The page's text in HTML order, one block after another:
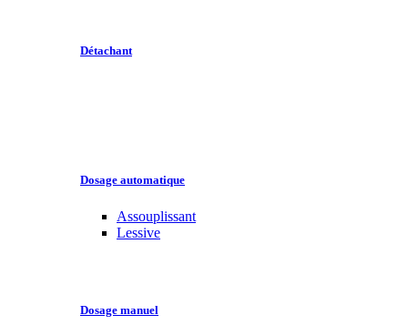
Détachant
Dosage automatique
Assouplissant
Lessive
Dosage manuel